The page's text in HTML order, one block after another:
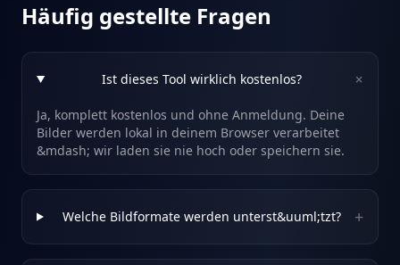
Häufig gestellte Fragen
Ist dieses Tool wirklich kostenlos? +
Ja, komplett kostenlos und ohne Anmeldung. Deine
Bilder werden lokal in deinem Browser verarbeitet
&mdash; wir laden sie nie hoch oder speichern sie.
Welche Bildformate werden unterst&uuml;tzt? +